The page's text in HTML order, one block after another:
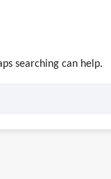
searching can help.